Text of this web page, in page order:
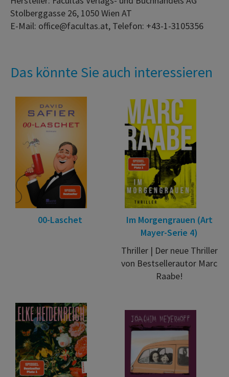
Stolberggasse 26, 1050 Wien AT
E-Mail: office@facultas.at, Telefon: +43-1-3105356
Das könnte Sie auch interessieren
00-Laschet
Im Morgengrauen (Art
Mayer-Serie 4)
Thriller | Der neue Thriller
von Bestsellerautor Marc
Raabe!